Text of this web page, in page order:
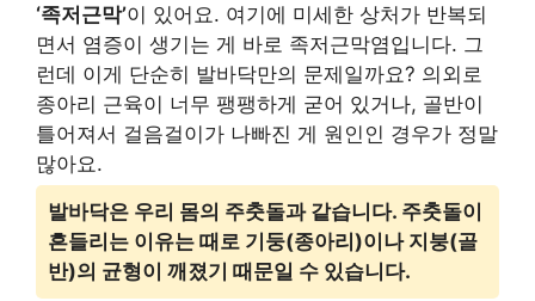
‘족저근막’이 있어요. 여기에 미세한 상처가 반복되
면서 염증이 생기는 게 바로 족저근막염입니다. 그
런데 이게 단순히 발바닥만의 문제일까요? 의외로
종아리 근육이 너무 팽팽하게 굳어 있거나, 골반이
틀어져서 걸음걸이가 나빠진 게 원인인 경우가 정말
많아요.
발바닥은 우리 몸의 주춧돌과 같습니다. 주춧돌이
흔들리는 이유는 때로 기둥(종아리)이나 지붕(골
반)의 균형이 깨졌기 때문일 수 있습니다.